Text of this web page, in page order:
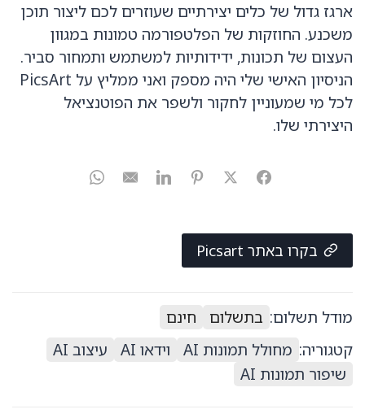
ארגז גדול של כלים יצירתיים שעוזרים לכם ליצור תוכן
משכנע. החוזקות של הפלטפורמה טמונות במגוון
העצום של תכונות, ידידותיות למשתמש ותמחור סביר.
הניסיון האישי שלי היה מספק ואני ממליץ על PicsArt
לכל מי שמעוניין לחקור ולשפר את הפוטנציאל
היצירתי שלו.
בקרו באתר Picsart
מודל תשלום: בתשלום
חינם
קטגוריה: מחולל תמונות AI וידאו AI
עיצוב AI
שיפור תמונות AI